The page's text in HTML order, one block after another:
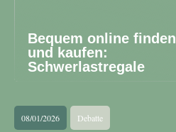
Bequem online finden
und kaufen:
Schwerlastregale
08/01/2026 Debatte